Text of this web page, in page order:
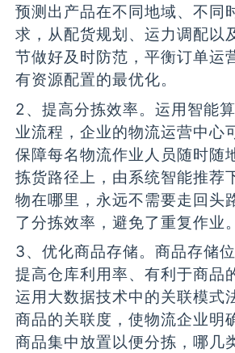
预测出产品在不同地域、不同
求，从配货规划、运力调配以
节做好及时防范，平衡订单运
有资源配置的最优化。
2、提高分拣效率。运用智能
业流程，企业的物流运营中心
保障每名物流作业人员随时随
拣货路径上，由系统智能推荐
物在哪里，永远不需要走回头
了分拣效率，避免了重复作业。
3、优化商品存储。商品存储
提高仓库利用率、有利于商品
运用大数据技术中的关联模式
商品的关联度，使物流企业明
商品集中放置以便分拣，哪几